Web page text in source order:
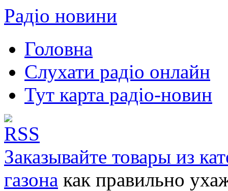
Радіо новини
Головна
Слухати радіо онлайн
Тут карта радіо-новин
Заказывайте товары из
газона как правильно